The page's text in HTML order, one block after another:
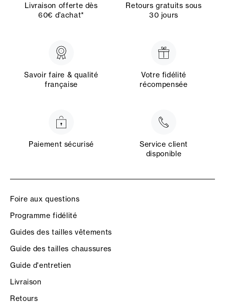
Livraison offerte dès
60€ d’achat*
Retours gratuits sous
30 jours
Savoir faire & qualité
française
Votre fidélité
récompensée
Paiement sécurisé
Service client
disponible
Foire aux questions
Programme fidélité
Guides des tailles vêtements
Guide des tailles chaussures
Guide d'entretien
Livraison
Retours